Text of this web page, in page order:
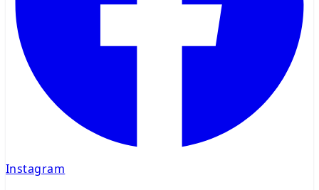
Instagram